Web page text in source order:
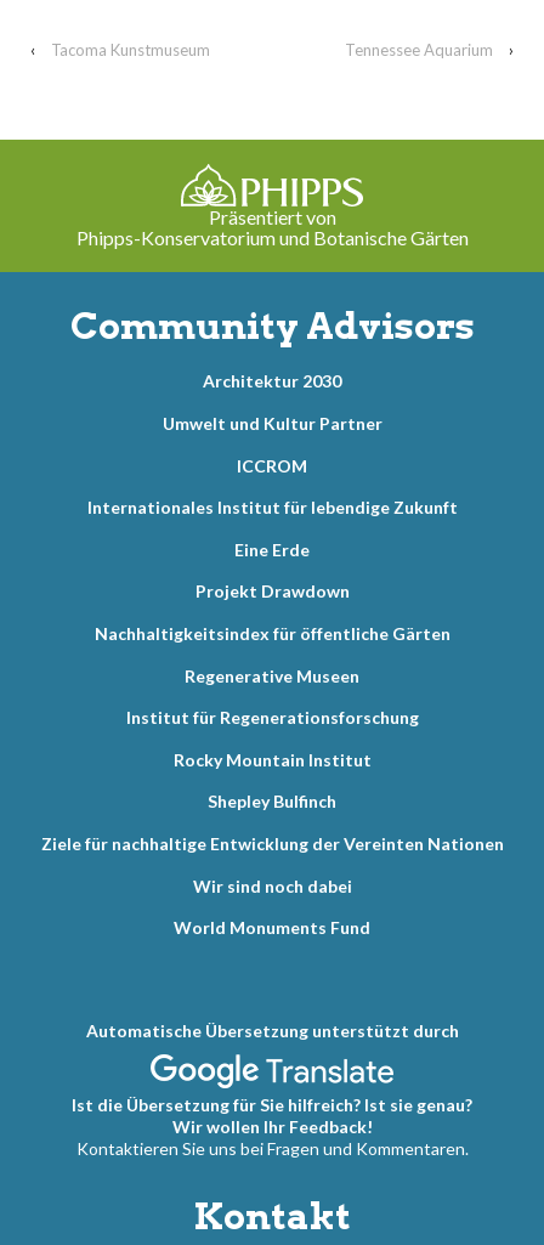
‹ Tacoma Kunstmuseum Tennessee Aquarium ›
Präsentiert von
Phipps-Konservatorium und Botanische Gärten
Community Advisors
Architektur 2030
Umwelt und Kultur Partner
ICCROM
Internationales Institut für lebendige Zukunft
Eine Erde
Projekt Drawdown
Nachhaltigkeitsindex für öffentliche Gärten
Regenerative Museen
Institut für Regenerationsforschung
Rocky Mountain Institut
Shepley Bulfinch
Ziele für nachhaltige Entwicklung der Vereinten Nationen
Wir sind noch dabei
World Monuments Fund
Automatische Übersetzung unterstützt durch
Ist die Übersetzung für Sie hilfreich? Ist sie genau?
Wir wollen Ihr Feedback!
Kontaktieren Sie uns bei Fragen und Kommentaren.
Kontakt